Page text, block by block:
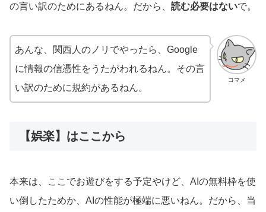
の言い訳のためにあるねん。だから、 読む必要はないで。
コマメ
あんな、関西人のノリでやったら、Google
に情報の信憑性をうたがわれるねん。その言
い訳のために規約があるねん。
【娯楽】はここから
本来は、ここでお遊びをする予定やけど、AIの無料枠を使
い倒したためか、AIの性能が極端に悪いねん。だから、当